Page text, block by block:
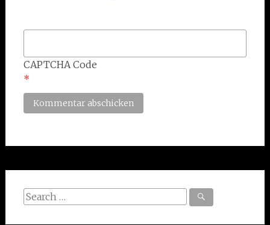
CAPTCHA Code
*
Search